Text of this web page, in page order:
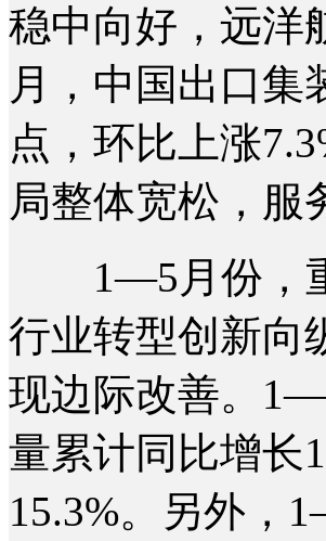
稳中向好，远洋
月，中国出口集
点，环比上涨
局整体宽松，服
1—5月份，重
行业转型创新向
现边际改善。
量累计同比增长
15.3%。另外，